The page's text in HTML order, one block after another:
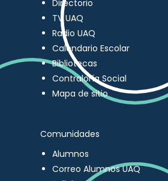
Directorio
TV UAQ
Radio UAQ
Calendario Escolar
Bibliotecas
Contraloría Social
Mapa de sitio
Comunidades
Alumnos
Correo Alumnos UAQ